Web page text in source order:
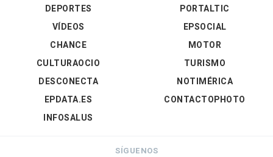
DEPORTES
VÍDEOS
PORTALTIC
EPSOCIAL
CHANCE
CULTURAOCIO
DESCONECTA
EPDATA.ES
INFOSALUS
MOTOR
TURISMO
NOTIMÉRICA
CONTACTOPHOTO
SÍGUENOS